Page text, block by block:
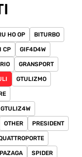
HO OP BITURBO
CP GIF4D4W
GRANSPORT
GTULIZMO
GTULIZ4W
OTHER PRESIDENT
SPIDER